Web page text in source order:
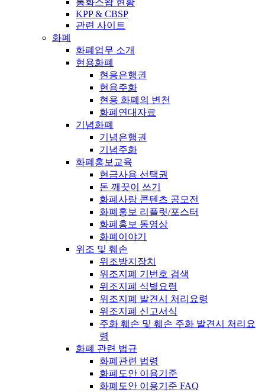
통화스왑 현황
KPP & CBSP
관련 사이트
화폐
화폐업무 소개
현용화폐
현용은행권
현용주화
현용 화폐의 변천
화폐연대자료
기념화폐
기념은행권
기념주화
화폐홍보교육
현금사용 선택권
돈 깨끗이 쓰기
화폐사랑 콘텐츠 공모전
화폐홍보 리플릿/포스터
화폐홍보 동영상
화폐이야기
위조 및 훼손
위조방지장치
위조지폐 기번호 검색
위조지폐 식별요령
위조지폐 발견시 처리요령
위조지폐 신고서식
주화 훼손 및 훼손 주화 발견시 처리요
령
화폐 관련 법규
화폐관련 법령
화폐도안 이용기준
화폐도안 이용기준 FAQ